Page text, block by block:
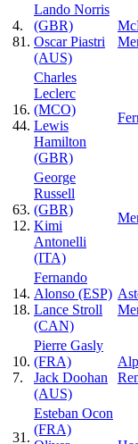
4.
81.
Lando Norris
(GBR)
Oscar Piastri
(AUS)
16.
44.
Charles
Leclerc
(MCO)
Lewis
Hamilton
(GBR)
63.
12.
George
Russell
(GBR)
Kimi
Antonelli
(ITA)
14.
18.
Fernando
Alonso (ESP)
Lance Stroll
(CAN)
10.
7.
Pierre Gasly
(FRA)
Jack Doohan
(AUS)
31.
Esteban Ocon
(FRA)